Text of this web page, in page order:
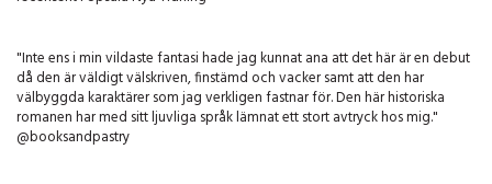
"Inte ens i min vildaste fantasi hade jag kunnat ana att det här är en debut
då den är väldigt välskriven, finstämd och vacker samt att den har
välbyggda karaktärer som jag verkligen fastnar för. Den här historiska
romanen har med sitt ljuvliga språk lämnat ett stort avtryck hos mig."
@booksandpastry